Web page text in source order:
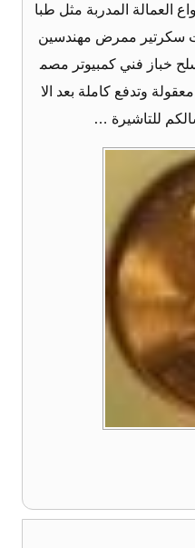
العمالة المدربة مثل طبا
سكرتير ممرض مهندسين
خباز فني كمبيوتر مصم
وتدفع كاملة بعد الا
للتاشيرة …